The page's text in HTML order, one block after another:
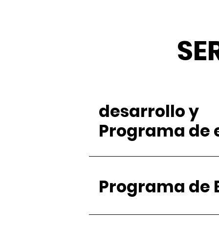
desarrollo y
Programa
Programa de